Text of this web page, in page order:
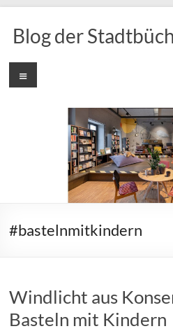
Inhalt
springen
Blog der
Menü
#bastelnmitkindern
Windlicht aus
Basteln mit Kindern